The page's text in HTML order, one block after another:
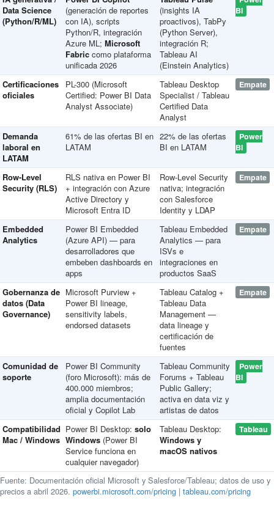
Fuente: Documentación oficial Microsoft y Salesforce/Tableau; datos de uso y
precios a abril 2026. powerbi.microsoft.com/pricing | tableau.com/pricing
Data Science
(Python/R/ML)
(generación de reportes
con IA), scripts
Python/R, integración
Azure ML; Microsoft
Fabric como plataforma
unificada 2026
(insights IA
proactivos), TabPy
(Python Server),
integración R;
Tableau AI
(Einstein Analytics)
BI
Certificaciones
oficiales
PL-300 (Microsoft
Certified: Power BI Data
Analyst Associate)
Tableau Desktop
Specialist / Tableau
Certified Data
Analyst
Empate
Demanda
laboral en
LATAM
61% de las ofertas BI en
LATAM
22% de las ofertas
BI en LATAM
Power
BI
Row-Level
Security (RLS)
RLS nativa en Power BI
+ integración con Azure
Active Directory y
Microsoft Entra ID
Row-Level Security
nativa; integración
con Salesforce
Identity y LDAP
Empate
Embedded
Analytics
Power BI Embedded
(Azure API) — para
desarrolladores que
embeben dashboards en
apps
Tableau Embedded
Analytics — para
ISVs e
integraciones en
productos SaaS
Empate
Gobernanza de
datos (Data
Governance)
Microsoft Purview +
Power BI lineage,
sensitivity labels,
endorsed datasets
Tableau Catalog +
Tableau Data
Management —
data lineage y
certificación de
fuentes
Empate
Comunidad de
soporte
Power BI Community
(foro Microsoft): más de
400.000 miembros;
amplia documentación
oficial y Copilot Lab
Tableau Community
Forums + Tableau
Public Gallery;
activa en data viz y
artistas de datos
Power
BI
Compatibilidad
Mac / Windows
Power BI Desktop: solo
Windows (Power BI
Service funciona en
cualquier navegador)
Tableau Desktop:
Windows y
macOS nativos
Tableau